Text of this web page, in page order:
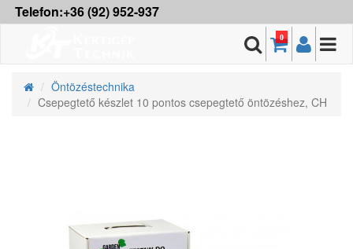
Telefon:+36 (92) 952-937
0
Öntözéstechnika
Csepegtető készlet 10 pontos csepegtető öntözéshez, CH